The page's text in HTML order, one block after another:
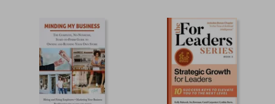
45%
dcto. $ 25.63
40%
dcto.